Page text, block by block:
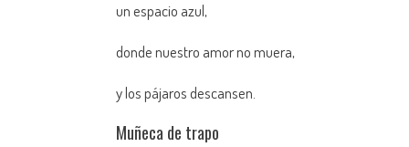
un espacio azul,
donde nuestro amor no muera,
y los pájaros descansen.
Muñeca de trapo